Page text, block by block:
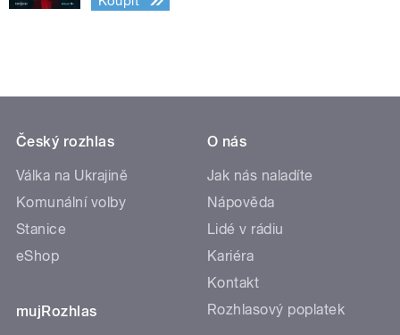
Český rozhlas
Válka na Ukrajině
Komunální volby
Stanice
eShop
mujRozhlas
O nás
Jak nás naladíte
Nápověda
Lidé v rádiu
Kariéra
Kontakt
Rozhlasový poplatek